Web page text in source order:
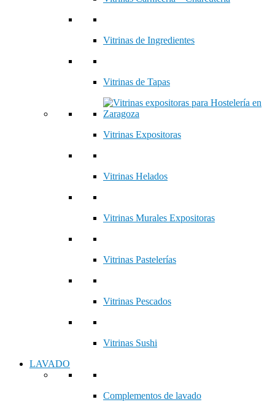
Vitrinas de Ingredientes
Vitrinas de Tapas
Vitrinas Expositoras
Vitrinas Helados
Vitrinas Murales Expositoras
Vitrinas Pastelerías
Vitrinas Pescados
Vitrinas Sushi
LAVADO
Complementos de lavado